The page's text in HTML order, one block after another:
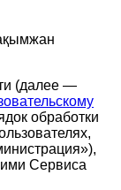
(далее —
обработки
Cервиса